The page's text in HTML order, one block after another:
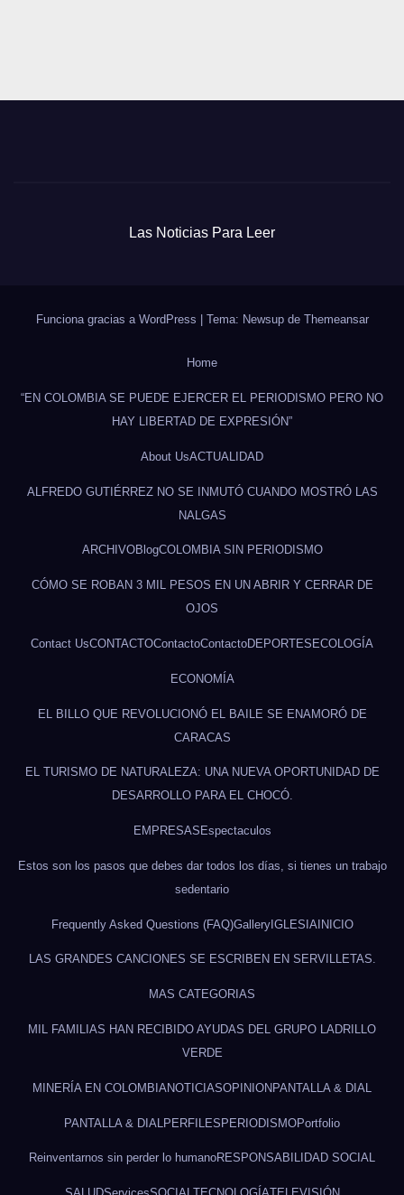
Las Noticias Para Leer
Funciona gracias a WordPress Tema: Newsup de Themeansar
Home
“EN COLOMBIA SE PUEDE EJERCER EL PERIODISMO PERO NO
HAY LIBERTAD DE EXPRESIÓN”
About UsACTUALIDAD
ALFREDO GUTIÉRREZ NO SE INMUTÓ CUANDO MOSTRÓ LAS
NALGAS
ARCHIVOBlogCOLOMBIA SIN PERIODISMO
CÓMO SE ROBAN 3 MIL PESOS EN UN ABRIR Y CERRAR DE
OJOS
Contact UsCONTACTOContactoContactoDEPORTES ECOLOGÍA
ECONOMÍA
EL BILLO QUE REVOLUCIONÓ EL BAILE SE ENAMORÓ DE
CARACAS
EL TURISMO DE NATURALEZA: UNA NUEVA OPORTUNIDAD DE
DESARROLLO PARA EL CHOCÓ.
EMPRESAS Espectaculos
Estos son los pasos que debes dar todos los días, si tienes un trabajo
sedentario
Frequently Asked Questions (FAQ)GalleryIGLESIAINICIO
LAS GRANDES CANCIONES SE ESCRIBEN EN SERVILLETAS.
MAS CATEGORIAS
MIL FAMILIAS HAN RECIBIDO AYUDAS DEL GRUPO LADRILLO
VERDE
MINERÍA EN COLOMBIA NOTICIASOPINION PANTALLA & DIAL
PANTALLA & DIAL PERFILESPERIODISMOPortfolio
Reinventarnos sin perder lo humanoRESPONSABILIDAD SOCIAL